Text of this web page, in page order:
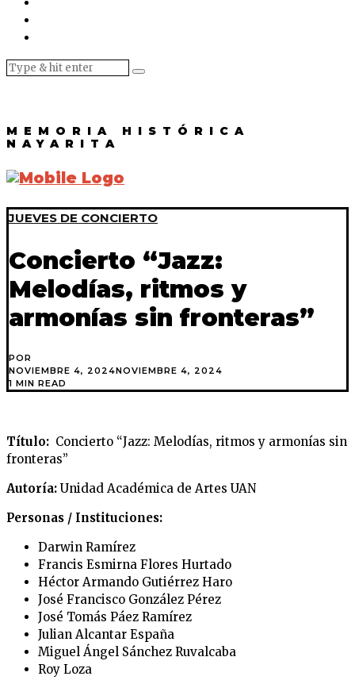
MEMORIA HISTÓRICA
NAYARITA
JUEVES DE CONCIERTO
Concierto “Jazz:
Melodías, ritmos y
armonías sin fronteras”
POR
NOVIEMBRE 4, 2024NOVIEMBRE 4, 2024
1 MIN READ
Título: Concierto “Jazz: Melodías, ritmos y armonías sin
fronteras”
Autoría: Unidad Académica de Artes UAN
Personas / Instituciones:
Darwin Ramírez
Francis Esmirna Flores Hurtado
Héctor Armando Gutiérrez Haro
José Francisco González Pérez
José Tomás Páez Ramírez
Julian Alcantar España
Miguel Ángel Sánchez Ruvalcaba
Roy Loza